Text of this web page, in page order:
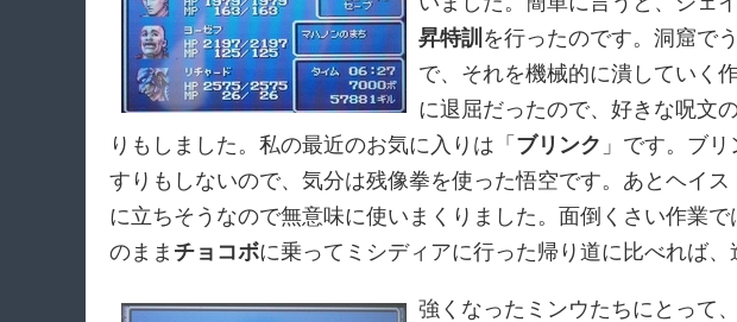
昇特訓 を行ったのです。洞窟で
で、それを機械的に潰していく
に退屈だったので、好きな呪文
りもしました。私の最近のお気に入りは「 ブリンク 」です。ブ
すりもしないので、気分は残像拳を使った悟空です。あとヘイ
に立ちそうなので無意味に使いまくりました。面倒くさい作業
のまま チョコボに乗ってミシディアに行った帰り道に比べれば、
強くなったミンウたちにとって